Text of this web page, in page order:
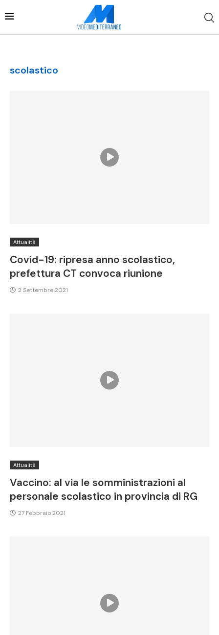
scolastico
Attualità
Covid-19: ripresa anno scolastico,
prefettura CT convoca riunione
2 Settembre 2021
Attualità
Vaccino: al via le somministrazioni al
personale scolastico in provincia di RG
27 Febbraio 2021